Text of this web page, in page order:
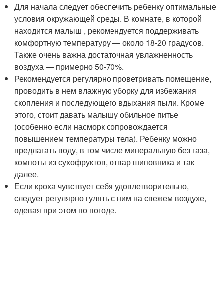
Для начала следует обеспечить ребенку оптимальные
условия окружающей среды. В комнате, в которой
находится малыш , рекомендуется поддерживать
комфортную температуру — около 18-20 градусов.
Также очень важна достаточная увлажненность
воздуха — примерно 50-70%.
Рекомендуется регулярно проветривать помещение,
проводить в нем влажную уборку для избежания
скопления и последующего вдыхания пыли. Кроме
этого, стоит давать малышу обильное питье
(особенно если насморк сопровождается
повышением температуры тела). Ребенку можно
предлагать воду, в том числе минеральную без газа,
компоты из сухофруктов, отвар шиповника и так
далее.
Если кроха чувствует себя удовлетворительно,
следует регулярно гулять с ним на свежем воздухе,
одевая при этом по погоде.